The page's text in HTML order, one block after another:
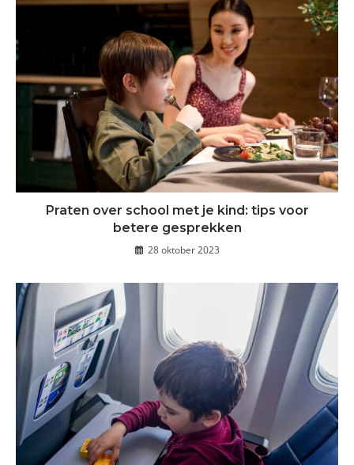
Praten over school met je kind: tips voor
betere gesprekken
28 oktober 2023